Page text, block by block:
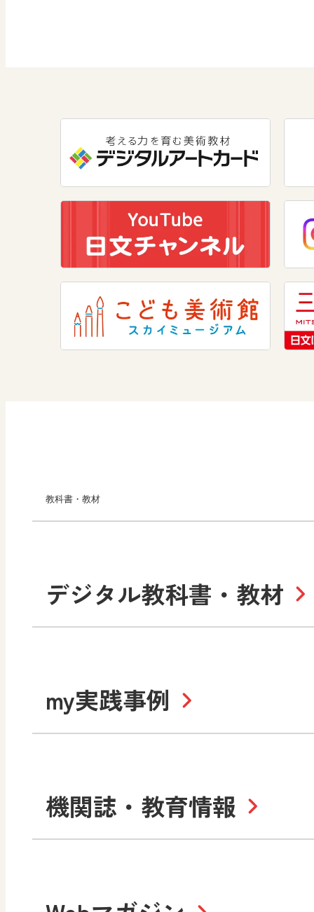
美術
道徳
教科書・教材
小学校
社会
算数
中学校
数学
美術
高等学校
デジタル教科書・教材
令和6年度版小学校・
令和7年度版中学校 デジ
サポートサイト
令和3年度版中学校 デジ
教材サポートサイト
my実践事例
小学校
書写（国語） 社会
機関誌・教育情報
教科全般